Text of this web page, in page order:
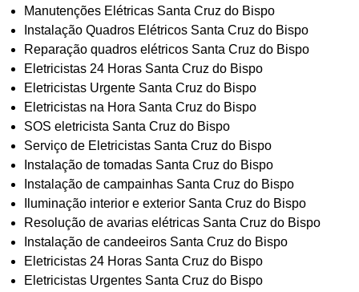
Manutenções Elétricas Santa Cruz do Bispo
Instalação Quadros Elétricos Santa Cruz do Bispo
Reparação quadros elétricos Santa Cruz do Bispo
Eletricistas 24 Horas Santa Cruz do Bispo
Eletricistas Urgente Santa Cruz do Bispo
Eletricistas na Hora Santa Cruz do Bispo
SOS eletricista Santa Cruz do Bispo
Serviço de Eletricistas Santa Cruz do Bispo
Instalação de tomadas Santa Cruz do Bispo
Instalação de campainhas Santa Cruz do Bispo
Iluminação interior e exterior Santa Cruz do Bispo
Resolução de avarias elétricas Santa Cruz do Bispo
Instalação de candeeiros Santa Cruz do Bispo
Eletricistas 24 Horas Santa Cruz do Bispo
Eletricistas Urgentes Santa Cruz do Bispo